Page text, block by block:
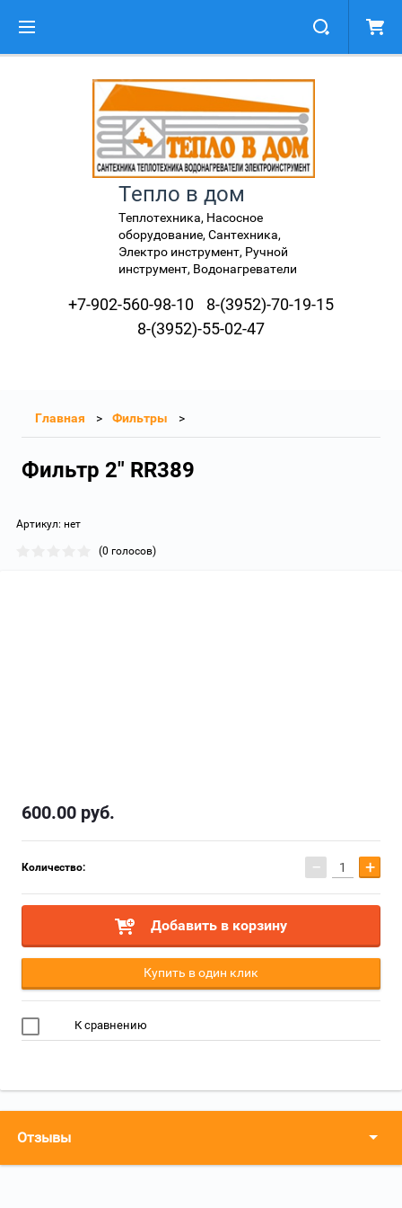
Тепло в дом
Теплотехника, Насосное
оборудование, Сантехника,
Электро инструмент, Ручной
инструмент, Водонагреватели
+7-902-560-98-10
8-(3952)-70-19-15
8-(3952)-55-02-47
Главная Фильтры
Фильтр 2" RR389
Артикул: нет
(0 голосов)
600.00 руб.
Количество: − +
Добавить в корзину
Купить в один клик
К сравнению
Отзывы